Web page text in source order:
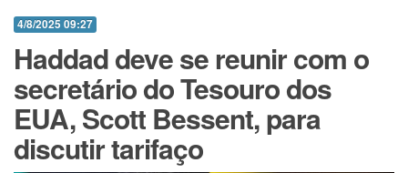
4/8/2025 09:27
Haddad deve se reunir com o
secretário do Tesouro dos
EUA, Scott Bessent, para
discutir tarifaço